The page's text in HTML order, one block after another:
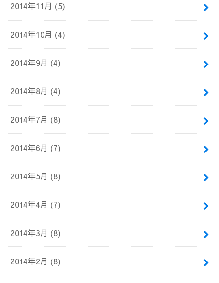
2014年11月 (5)
2014年10月 (4)
2014年9月 (4)
2014年8月 (4)
2014年7月 (8)
2014年6月 (7)
2014年5月 (8)
2014年4月 (7)
2014年3月 (8)
2014年2月 (8)